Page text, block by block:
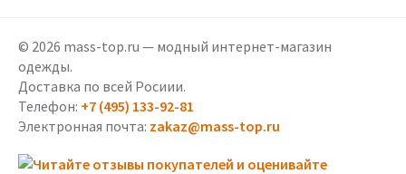
© 2026 mass-top.ru — модный интернет-магазин
одежды.
Доставка по всей Росиии.
Телефон: +7 (495) 133-92-81
Электронная почта: zakaz@mass-top.ru